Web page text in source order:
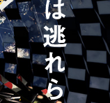
れ
ら
れ
な
い